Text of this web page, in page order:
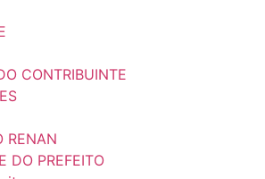
CONTRIBUINTE
RENAN
DO PREFEITO